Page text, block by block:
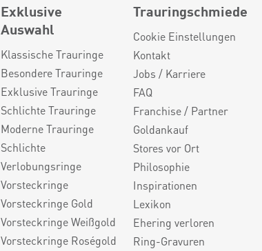
Exklusive
Auswahl
Klassische Trauringe
Besondere Trauringe
Exklusive Trauringe
Schlichte Trauringe
Moderne Trauringe
Schlichte
Verlobungsringe
Vorsteckringe
Vorsteckringe Gold
Vorsteckringe Weißgold
Vorsteckringe Roségold
Trauringschmiede
Cookie Einstellungen
Kontakt
Jobs / Karriere
FAQ
Franchise / Partner
Goldankauf
Stores vor Ort
Philosophie
Inspirationen
Lexikon
Ehering verloren
Ring-Gravuren